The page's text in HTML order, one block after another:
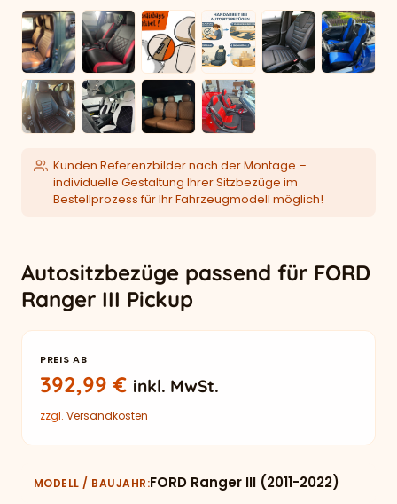
Kunden Referenzbilder nach der Montage –
individuelle Gestaltung Ihrer Sitzbezüge im
Bestellprozess für Ihr Fahrzeugmodell möglich!
Autositzbezüge passend für FORD
Ranger III Pickup
PREIS AB
392,99€ inkl. MwSt.
zzgl. Versandkosten
MODELL / BAUJAHR FORD Ranger III (2011-2022)